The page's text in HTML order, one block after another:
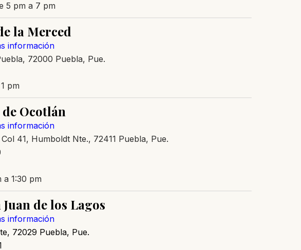
5 pm a 7 pm
la Merced
información
72000 Puebla, Pue.
pm
Ocotlán
información
41, Humboldt Nte., 72411 Puebla, Pue.
a 1:30 pm
de los Lagos
información
72029 Puebla, Pue.